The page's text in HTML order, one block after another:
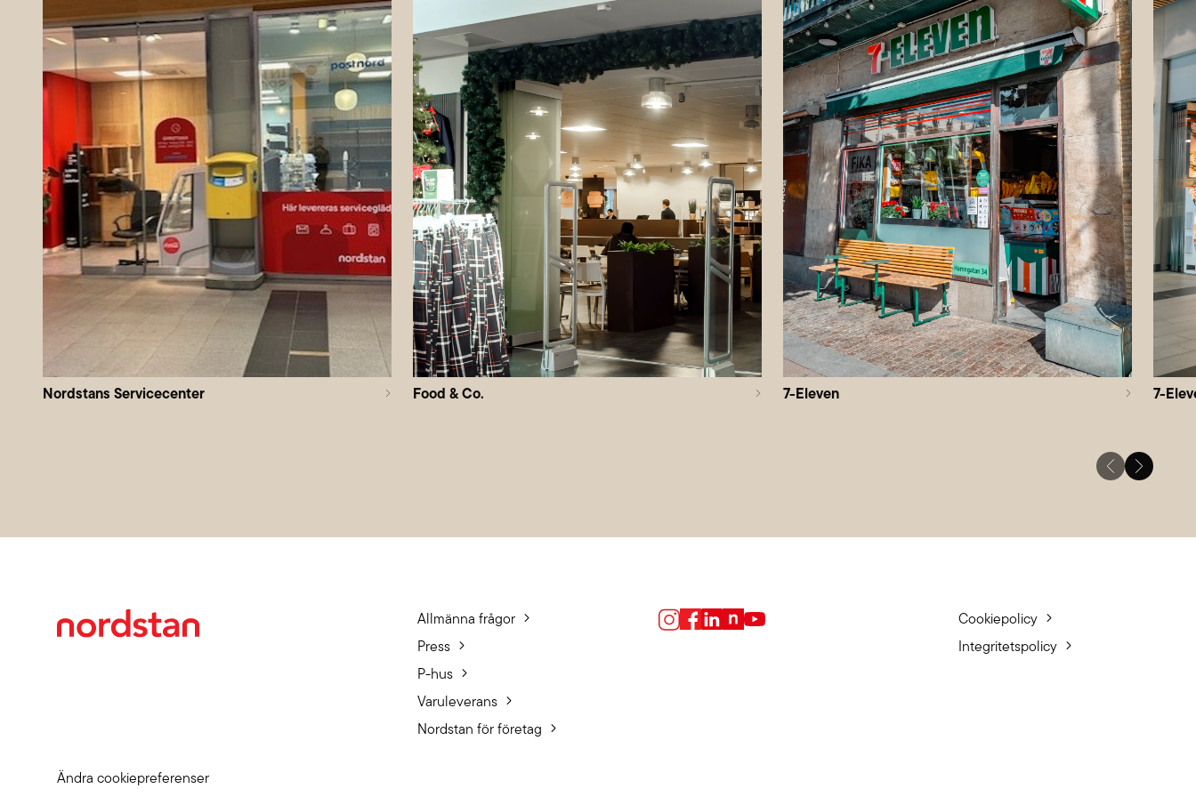
Nordstans Servicecenter Food & Co. 7-Eleven 7-
Allmänna frågor
Press
P-hus
Varuleverans
Nordstan för företag
Cookiepolicy
Integritetspolicy
Ändra cookiepreferenser